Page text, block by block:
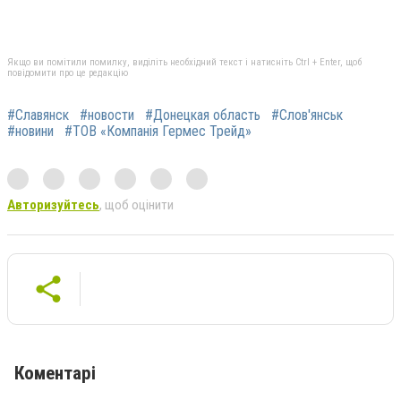
Якщо ви помітили помилку, виділіть необхідний текст і натисніть Ctrl + Enter, щоб
повідомити про це редакцію
#Славянск #новости #Донецкая область
#Слов'янськ
#новини
#ТОВ «Компанія Гермес Трейд»
Авторизуйтесь, щоб оцінити
Коментарі